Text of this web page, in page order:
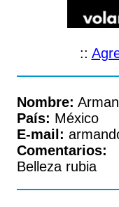
::
Nombre:
País: México
E-mail:
Comentarios:
Belleza rubia